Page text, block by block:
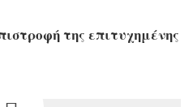
της επιτυχημένης